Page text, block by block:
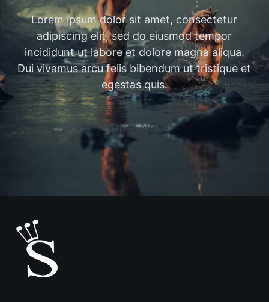
Lorem ipsum dolor sit amet, consectetur
adipiscing elit, sed do eiusmod tempor
incididunt ut labore et dolore magna aliqua.
Dui vivamus arcu felis bibendum ut tristique et
egestas quis.
Apply Now